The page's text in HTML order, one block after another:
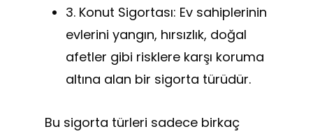
3. Konut Sigortası: Ev sahiplerinin
evlerini yangın, hırsızlık, doğal
afetler gibi risklere karşı koruma
altına alan bir sigorta türüdür.
Bu sigorta türleri sadece birkaç